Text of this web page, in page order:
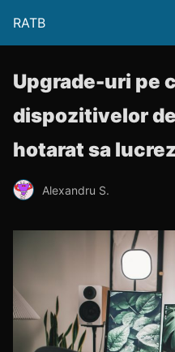
RATB
Upgrade-uri pe
dispozitivelor
hotarat sa
Alexandru S.